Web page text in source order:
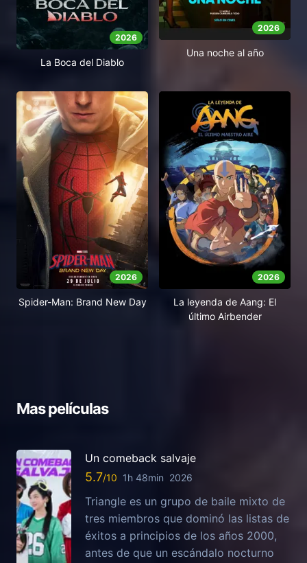
2026
La Boca del Diablo
2026
Una noche al año
2026
Spider-Man: Brand New Day
2026
La leyenda de Aang: El
último Airbender
Mas películas
Un comeback salvaje
5.7 1h 48min 2026
Triangle es un grupo de baile mixto de
tres miembros que dominó las listas de
éxitos a principios de los años 2000,
antes de que un escándalo nocturno